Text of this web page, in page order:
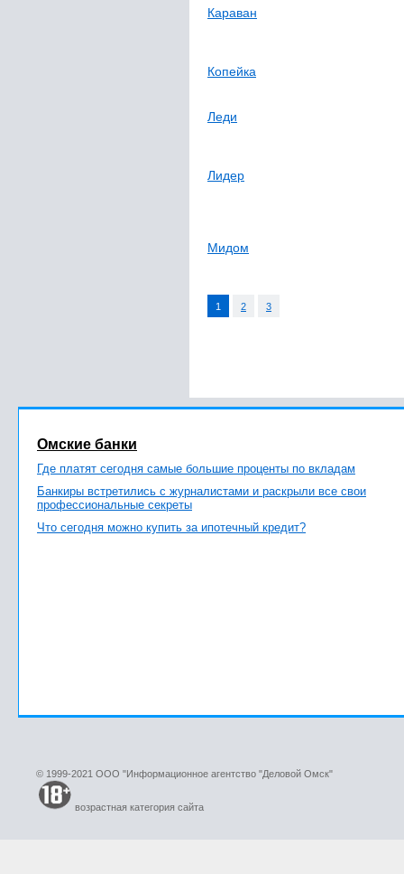
Караван
Копейка
Леди
Лидер
Мидом
1 2 3
Омские банки
Где платят сегодня самые большие проценты по вкладам
Банкиры встретились с журналистами и раскрыли все свои
профессиональные секреты
Что сегодня можно купить за ипотечный кредит?
© 1999-2021 ООО "Информационное агентство "Деловой Омск"
возрастная категория сайта